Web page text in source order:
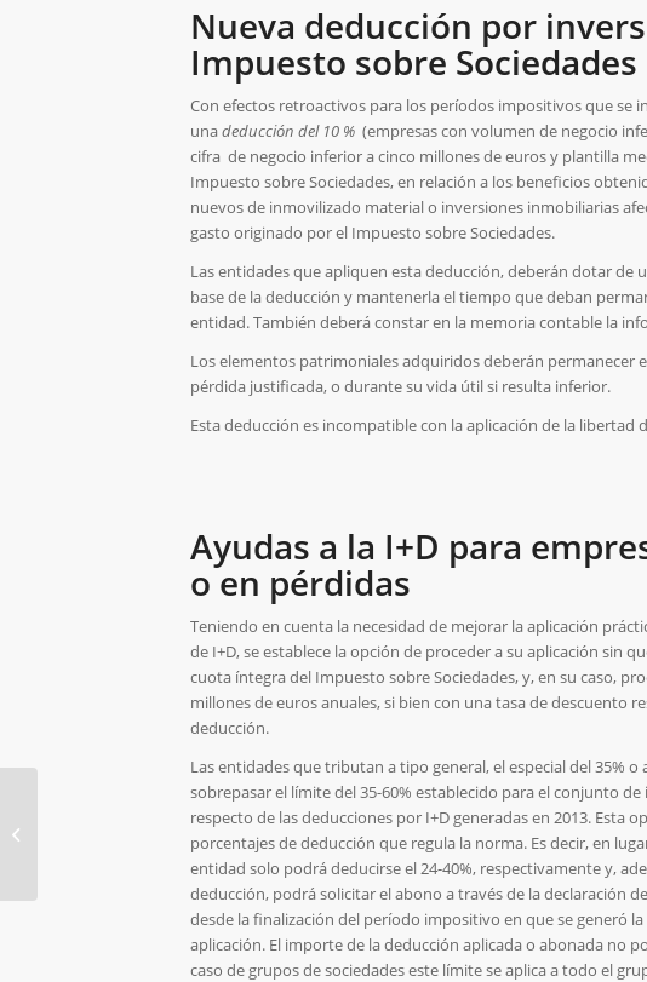
Nueva deducción por
Impuesto sobre Sociedades
Con efectos retroactivos para los períodos impositivos que se
unadeducción del 10 % (empresas con volumen de negocio
cifra de negocio inferior a cinco millones de euros y plantilla
Impuesto sobre Sociedades, en relación a los beneficios
nuevos de inmovilizado material o inversiones inmobiliarias
gasto originado por el Impuesto sobre Sociedades.
Las entidades que apliquen esta deducción, deberán dotar de
base de la deducción y mantenerla el tiempo que deban
entidad. También deberá constar en la memoria contable la
Los elementos patrimoniales adquiridos deberán permanecer
pérdida justificada, o durante su vida útil si resulta inferior.
Esta deducción es incompatible con la aplicación de la libertad
Ayudas a la I+D para
o en pérdidas
Teniendo en cuenta la necesidad de mejorar la aplicación
de I+D, se establece la opción de proceder a su aplicación sin
cuota íntegra del Impuesto sobre Sociedades, y, en su caso,
millones de euros anuales, si bien con una tasa de descuento
deducción.
Las entidades que tributan a tipo general, el especial del 35%
sobrepasar el límite del 35-60% establecido para el conjunto
respecto de las deducciones por I+D generadas en 2013. Esta
porcentajes de deducción que regula la norma. Es decir, en
entidad solo podrá deducirse el 24-40%, respectivamente y,
deducción, podrá solicitar el abono a través de la declaración
desde la finalización del período impositivo en que se generó
aplicación. El importe de la deducción aplicada o abonada no
caso de grupos de sociedades este límite se aplica a todo el
Declaración del IRPF ejercicio 2012